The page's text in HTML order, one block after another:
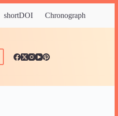
shortDOI Chronograph